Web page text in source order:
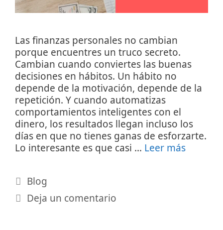
Las finanzas personales no cambian
porque encuentres un truco secreto.
Cambian cuando conviertes las buenas
decisiones en hábitos. Un hábito no
depende de la motivación, depende de la
repetición. Y cuando automatizas
comportamientos inteligentes con el
dinero, los resultados llegan incluso los
días en que no tienes ganas de esforzarte.
Lo interesante es que casi … Leer más
Categorías
Blog
Deja un comentario